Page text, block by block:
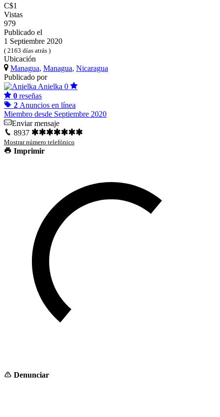
C$1
Vistas
979
Publicado el
1 Septiembre 2020
( 2163 días atrás )
Ubicación
Managua, Managua, Nicaragua
Publicado por
Anielka 0
0 reseñas
2 Anuncios en línea
Miembro desde Septiembre 2020
Enviar mensaje
8937
Mostrar número telefónico
Imprimir
Denunciar